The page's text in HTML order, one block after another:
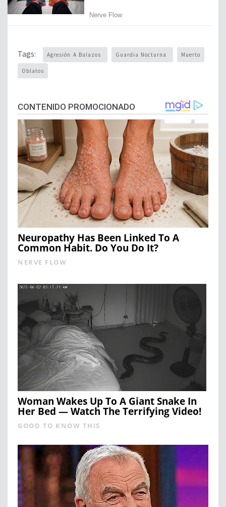
Tags: Agresión A Balazos Guardia Nocturna Muerto
Oblatos
CONTENIDO PROMOCIONADO
Neuropathy Has Been Linked To A
Common Habit. Do You Do It?
NERVE FLOW
Woman Wakes Up To A Giant Snake In
Her Bed — Watch The Terrifying Video!
GOOD TO KNOW THIS